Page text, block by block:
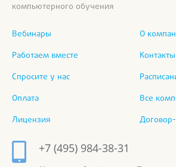
компьютерного обучения
Вебинары
Работаем вместе
Спросите у нас
Оплата
Лицензия
О
Контакты
Все
+7 (495) 984-38-31